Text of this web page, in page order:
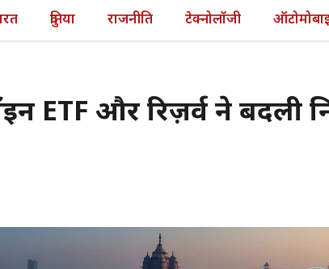
दुनिया राजनीति टेक्नोलॉजी
ETF और रिज़र्व ने बदली